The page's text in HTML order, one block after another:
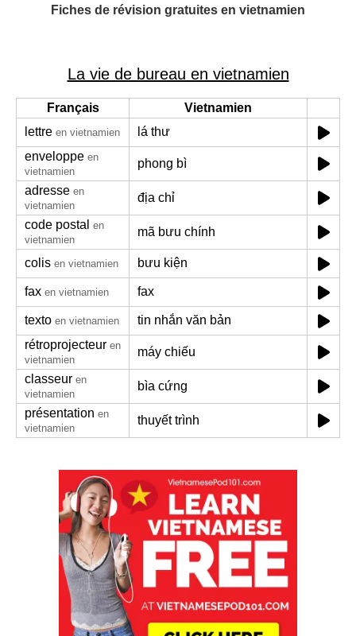
Fiches de révision gratuites en vietnamien
La vie de bureau en vietnamien
Français
Vietnamien
lettre en vietnamien
lá thư
enveloppe en
vietnamien
phong bì
adresse en
vietnamien
địa chỉ
code postal en
vietnamien
mã bưu chính
colis en vietnamien bưu kiện
fax en vietnamien fax
texto en vietnamien
tin nhắn văn bản
rétroprojecteur en
vietnamien
máy chiếu
classeur en
vietnamien
bìa cứng
présentation en
vietnamien
thuyết trình